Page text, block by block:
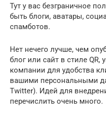
Тут у вас безграничное
быть блоги, аватары,
спамботов.
Нет нечего лучше, чем
блог или сайт в стиле QR,
компании для удобства
вашими персональными
Twitter). Идей для
перечислить очень много.